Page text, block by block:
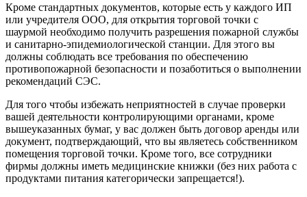
Кроме стандартных документов, которые есть у каждого ИП
или учредителя ООО, для открытия торговой точки с
шаурмой необходимо получить разрешения пожарной службы
и санитарно-эпидемиологической станции. Для этого вы
должны соблюдать все требования по обеспечению
противопожарной безопасности и позаботиться о выполнении
рекомендаций СЭС.
Для того чтобы избежать неприятностей в случае проверки
вашей деятельности контролирующими органами, кроме
вышеуказанных бумаг, у вас должен быть договор аренды или
документ, подтверждающий, что вы являетесь собственником
помещения торговой точки. Кроме того, все сотрудники
фирмы должны иметь медицинские книжки (без них работа с
продуктами питания категорически запрещается!).